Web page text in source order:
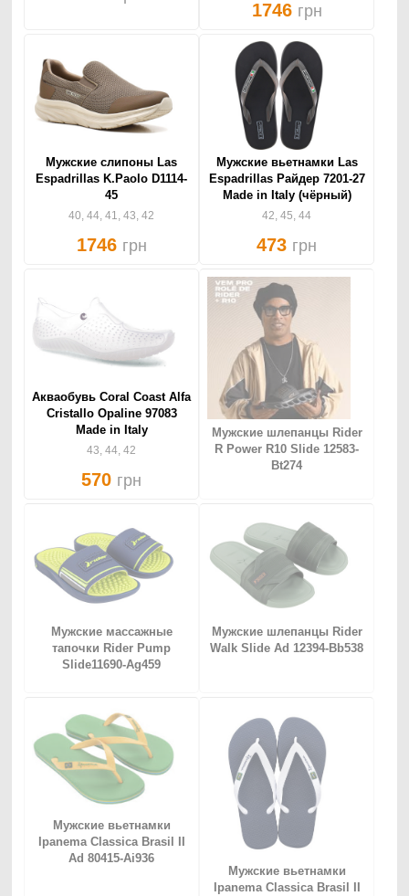
1746 грн
Мужские слипоны Las
Espadrillas K.Paolo D1114-
45
40, 44, 41, 43, 42
1746 грн
Мужские вьетнамки Las
Espadrillas Райдер 7201-27
Made in Italy (чёрный)
42, 45, 44
473 грн
Акваобувь Coral Coast Alfa
Cristallo Opaline 97083
Made in Italy
43, 44, 42
570 грн
Мужские шлепанцы Rider
R Power R10 Slide 12583-
Bt274
Мужские массажные
тапочки Rider Pump
Slide11690-Ag459
Мужские шлепанцы Rider
Walk Slide Ad 12394-Bb538
Мужские вьетнамки
Ipanema Classica Brasil II
Ad 80415-Ai936
Мужские вьетнамки
Ipanema Classica Brasil II